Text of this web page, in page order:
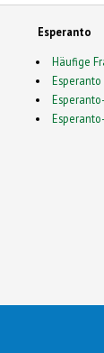
Esperanto
Häufige